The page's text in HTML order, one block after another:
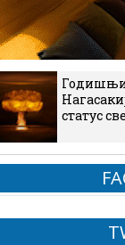
статус